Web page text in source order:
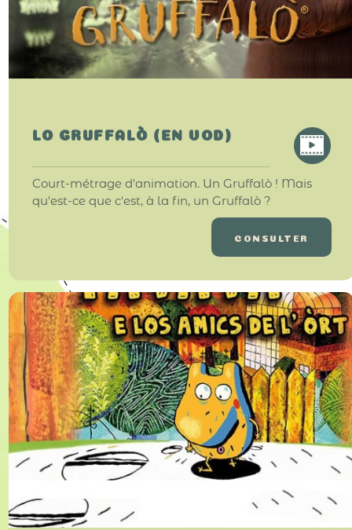
LO GRUFFALÒ (EN VOD)
Court-métrage d'animation. Un Gruffalò ! Mais
qu'est-ce que c'est, à la fin, un Gruffalò ?
CONSULTER